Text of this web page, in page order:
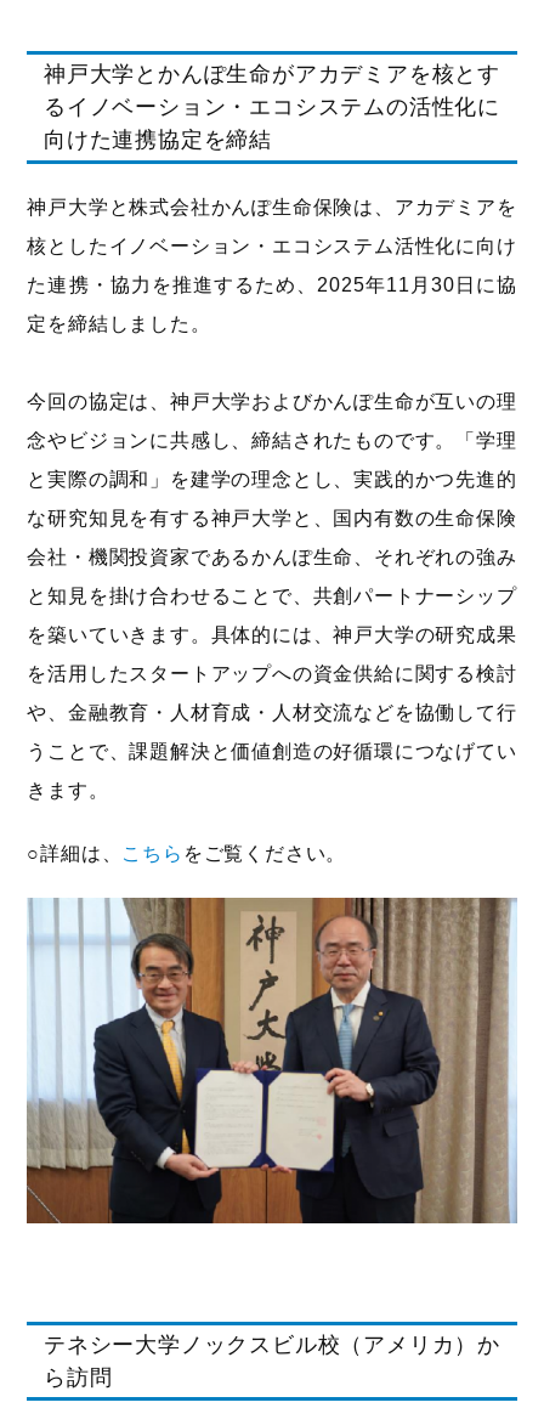
神戸大学とかんぽ生命がアカデミアを核とす
るイノベーション・エコシステムの活性化に
向けた連携協定を締結
神戸大学と株式会社かんぽ生命保険は、アカデミアを
核としたイノベーション・エコシステム活性化に向け
た連携・協力を推進するため、2025年11月30日に協
定を締結しました。
今回の協定は、神戸大学およびかんぽ生命が互いの理
念やビジョンに共感し、締結されたものです。「学理
と実際の調和」を建学の理念とし、実践的かつ先進的
な研究知見を有する神戸大学と、国内有数の生命保険
会社・機関投資家であるかんぽ生命、それぞれの強み
と知見を掛け合わせることで、共創パートナーシップ
を築いていきます。具体的には、神戸大学の研究成果
を活用したスタートアップへの資金供給に関する検討
や、金融教育・人材育成・人材交流などを協働して行
うことで、課題解決と価値創造の好循環につなげてい
きます。
○詳細は、 こちら をご覧ください。
テネシー大学ノックスビル校（アメリカ）か
ら訪問